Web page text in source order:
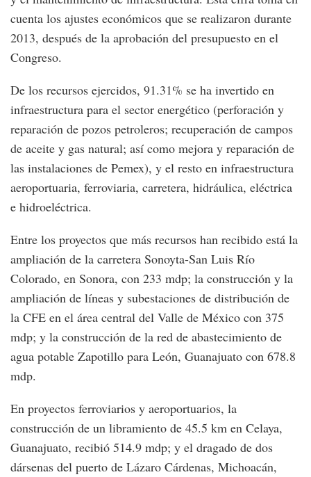
cuenta los ajustes económicos que se realizaron durante
2013, después de la aprobación del presupuesto en el
Congreso.
De los recursos ejercidos, 91.31% se ha invertido en
infraestructura para el sector energético (perforación y
reparación de pozos petroleros; recuperación de campos
de aceite y gas natural; así como mejora y reparación de
las instalaciones de Pemex), y el resto en infraestructura
aeroportuaria, ferroviaria, carretera, hidráulica, eléctrica
e hidroeléctrica.
Entre los proyectos que más recursos han recibido está la
ampliación de la carretera Sonoyta-San Luis Río
Colorado, en Sonora, con 233 mdp; la construcción y la
ampliación de líneas y subestaciones de distribución de
la CFE en el área central del Valle de México con 375
mdp; y la construcción de la red de abastecimiento de
agua potable Zapotillo para León, Guanajuato con 678.8
mdp.
En proyectos ferroviarios y aeroportuarios, la
construcción de un libramiento de 45.5 km en Celaya,
Guanajuato, recibió 514.9 mdp; y el dragado de dos
dársenas del puerto de Lázaro Cárdenas, Michoacán,